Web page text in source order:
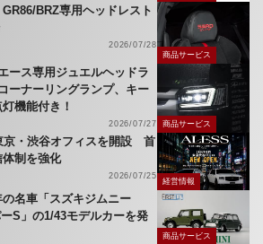
BRZ専用ヘッドレスト
2026/07/28
商品サービス
ース専用ジュエルヘッドラ
ーナーリングランプ、キー
機能付き！
2026/07/27 商品サービス
京・渋谷オフィスを開設 首
制を強化
2026/07/25
経営情報
名車「スズキジムニー
S」の1/43モデルカーを発
商品サービス